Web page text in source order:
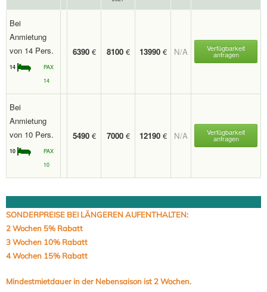
Bei
Anmietung
von 14 Pers.
14
PAX
14
6390 € 8100 € 13990 € N/A Verfügbarkeit
anfragen
Bei
Anmietung
von 10 Pers.
10
PAX
10
5490 € 7000 € 12190 € N/A Verfügbarkeit
anfragen
SONDERPREISE BEI LÄNGEREN AUFENTHALTEN:
2 Wochen 5% Rabatt
3 Wochen 10% Rabatt
4 Wochen 15% Rabatt
Mindestmietdauer in der Nebensaison ist 2 Wochen.